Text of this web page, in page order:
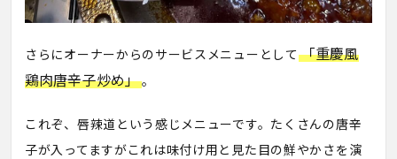
さらにオーナーからのサービスメニューとして 「重慶風
鶏肉唐辛子炒め」。
これぞ、唇辣道という感じメニューです。たくさんの唐辛
子が入ってますがこれは味付け用と見た目の鮮やかさを演